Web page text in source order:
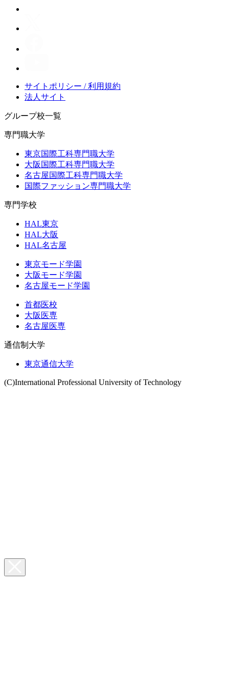
サイトポリシー / 利用規約
法人サイト
グループ校一覧
専門職大学
東京国際工科専門職大学
大阪国際工科専門職大学
名古屋国際工科専門職大学
国際ファッション専門職大学
専門学校
HAL東京
HAL大阪
HAL名古屋
東京モード学園
大阪モード学園
名古屋モード学園
首都医校
大阪医専
名古屋医専
通信制大学
東京通信大学
(C)International Professional University of Technology